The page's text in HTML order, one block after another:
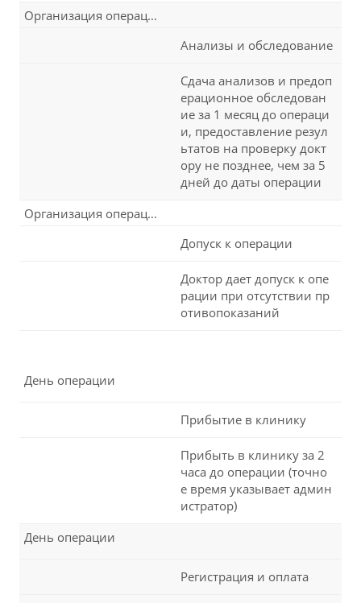
Организация операции
Анализы и обследование
Сдача анализов и предоп
ерационное обследован
ие за 1 месяц до операци
и, предоставление резул
ьтатов на проверку докт
ору не позднее, чем за 5
дней до даты операции
Организация операции
Допуск к операции
Доктор дает допуск к опе
рации при отсутствии пр
отивопоказаний
День операции
Прибытие в клинику
Прибыть в клинику за 2
часа до операции (точно
е время указывает админ
истратор)
День операции
Регистрация и оплата